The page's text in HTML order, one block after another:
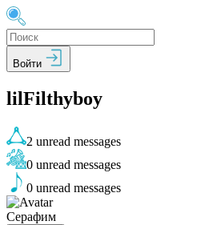
Войти
lilFilthyboy
2 unread messages
0 unread messages
0 unread messages
Серафим